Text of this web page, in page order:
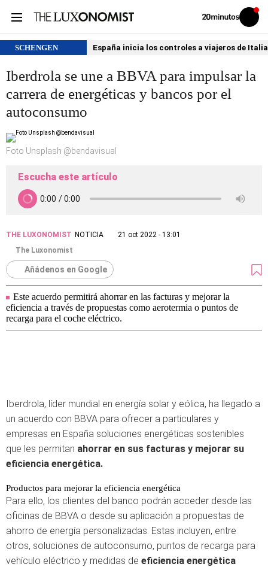
Volver
Iniciar
sesión
SCHENGEN España inicia los controles a viajeros de
Iberdrola se une a BBVA para impulsar la
carrera de energéticas y bancos por el
autoconsumo
Foto Unsplash @bendavisual
Escucha este artículo
THE LUXONOMIST NOTICIA
21 oct 2022 - 13:01
The Luxonomist
Añádenos en Google
Este acuerdo permitirá ahorrar en las facturas y mejorar la
eficiencia a través de propuestas como aerotermia o puntos de
recarga para el coche eléctrico.
Iberdrola, líder mundial en energía solar y eólica, ha llegado a
un acuerdo con BBVA para ofrecer a particulares y
empresas en España soluciones energéticas sostenibles
que les permitan ahorrar en sus facturas y mejorar su
eficiencia energética.
Productos para mejorar la eficiencia energética
Para ello, los clientes del banco podrán acceder desde las
oficinas de BBVA o desde su aplicación a propuestas de
ahorro de energía personalizadas. Estas incluyen, entre
otros, soluciones de autoconsumo, puntos de recarga para
vehículo eléctrico y medidas de eficiencia energética